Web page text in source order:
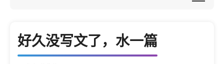
好久没写文了，水一篇